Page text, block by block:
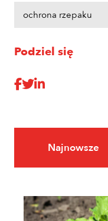
ochrona rzepaku
Podziel się
Najnowsze